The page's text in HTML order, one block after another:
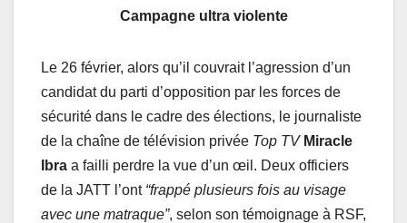
Campagne ultra violente
Le 26 février, alors qu’il couvrait l’agression d’un
candidat du parti d’opposition par les forces de
sécurité dans le cadre des élections, le journaliste
de la chaîne de télévision privée Top TV Miracle
Ibra a failli perdre la vue d’un œil. Deux officiers
de la JATT l’ont “frappé plusieurs fois au visage
avec une matraque”, selon son témoignage à RSF,